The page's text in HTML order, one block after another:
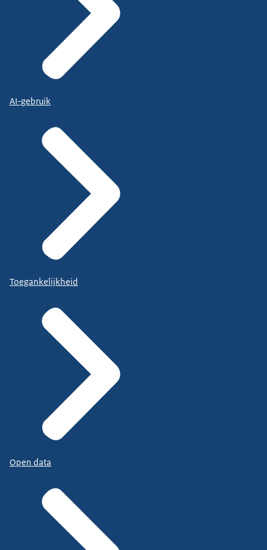
AI-gebruik
Toegankelijkheid
Open data